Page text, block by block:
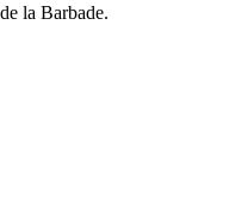
de la Barbade.